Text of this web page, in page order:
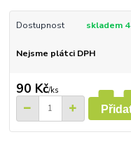
Dostupnost skladem 4
Nejsme plátci DPH
90 Kč/ks